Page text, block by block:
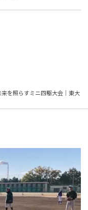
を照らすミニ四駆大会｜東大